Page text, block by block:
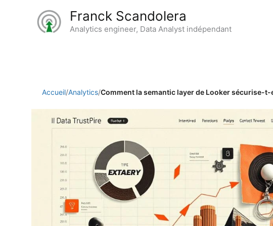
Franck Scandolera
Analytics engineer, Data Analyst indépendant
Accueil/Analytics/Comment la semantic layer de Looker sécurise-